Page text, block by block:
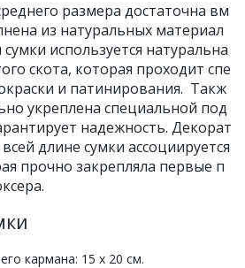
размера достаточна вм
из натуральных материал
используется натуральна
скота, которая проходит спе
и патинирования. Такж
укреплена специальной под
надежность. Декорат
длине сумки ассоциируется
прочно закрепляла первые п
кармана: 15 x 20 см.